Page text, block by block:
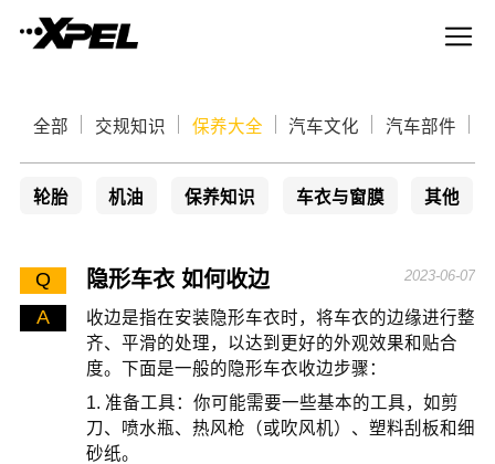
全部 交规知识 保养大全 汽车文化 汽车部件
轮胎 机油 保养知识 车衣与窗膜 其他
Q 隐形车衣 如何收边 2023-06-07
A
收边是指在安装隐形车衣时，将车衣的边缘进行整
齐、平滑的处理，以达到更好的外观效果和贴合
度。下面是一般的隐形车衣收边步骤：
1. 准备工具：你可能需要一些基本的工具，如剪
刀、喷水瓶、热风枪（或吹风机）、塑料刮板和细
砂纸。